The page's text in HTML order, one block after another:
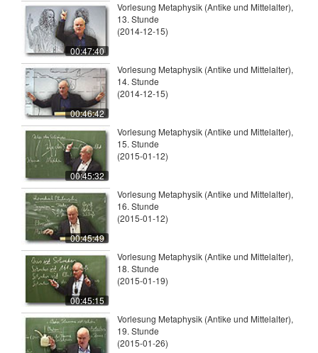
00:47:40
Vorlesung Metaphysik (Antike und Mittelalter),
13. Stunde
(2014-12-15)
00:46:42
Vorlesung Metaphysik (Antike und Mittelalter),
14. Stunde
(2014-12-15)
00:45:32
Vorlesung Metaphysik (Antike und Mittelalter),
15. Stunde
(2015-01-12)
00:45:49
Vorlesung Metaphysik (Antike und Mittelalter),
16. Stunde
(2015-01-12)
00:45:15
Vorlesung Metaphysik (Antike und Mittelalter),
18. Stunde
(2015-01-19)
Vorlesung Metaphysik (Antike und Mittelalter),
19. Stunde
(2015-01-26)